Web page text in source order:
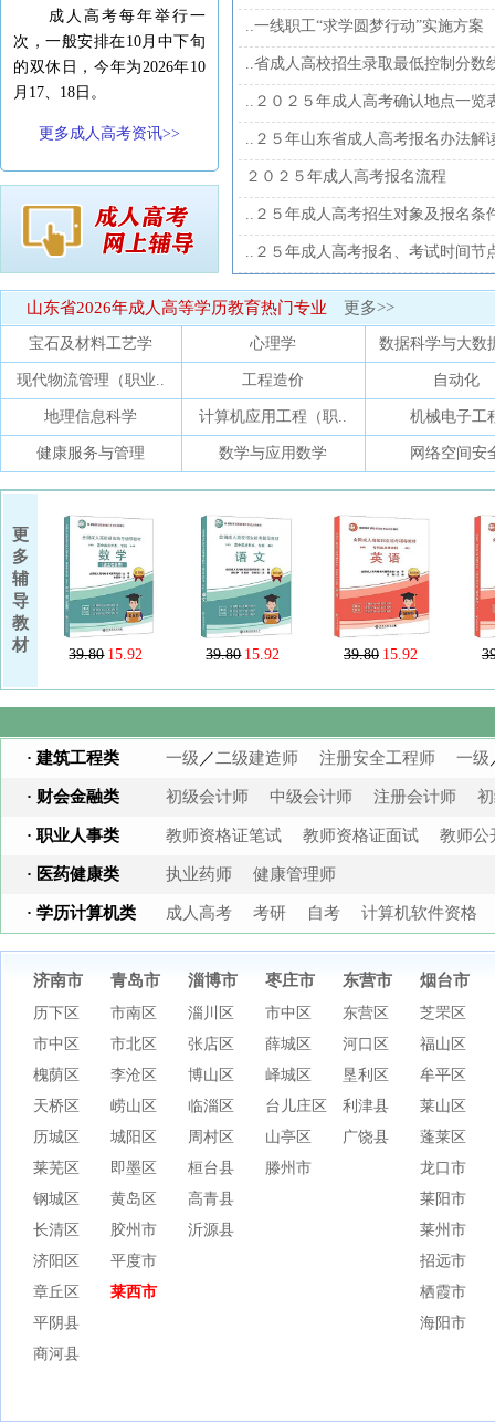
..一线职工“求学圆梦行动”实施方案
..省成人高校招生录取最低控制分数
..２０２５年成人高考确认地点一览
..２５年山东省成人高考报名办法解
２０２５年成人高考报名流程
..２５年成人高考招生对象及报名条
..２５年成人高考报名、考试时间节
成人高考每年举行一
次，一般安排在10月中下旬
的双休日，今年为2026年10
月17、18日。
更多成人高考资讯>>
山东省2026年成人高等学历教育热门专业 更多>>
宝石及材料工艺学 心理学 数据科学与大数
现代物流管理（职业.. 工程造价 自动化
地理信息科学 计算机应用工程（职.. 机械电子工
健康服务与管理 数学与应用数学 网络空间安
更
多
辅
导
教
材
39.80 15.92 39.80 15.92 39.80 15.92
· 建筑工程类 一级 ／ 二级建造师 注册安全工程师 一级
· 财会金融类 初级会计师 中级会计师 注册会计师
· 职业人事类 教师资格证笔试 教师资格证面试 教师公
· 医药健康类 执业药师 健康管理师
· 学历计算机类 成人高考 考研 自考 计算机软件资格
济南市
历下区
市中区
槐荫区
天桥区
历城区
莱芜区
钢城区
长清区
济阳区
章丘区
平阴县
商河县
青岛市
市南区
市北区
李沧区
崂山区
城阳区
即墨区
黄岛区
胶州市
平度市
莱西市
淄博市
淄川区
张店区
博山区
临淄区
周村区
桓台县
高青县
沂源县
枣庄市
市中区
薛城区
峄城区
台儿庄区
山亭区
滕州市
东营市
东营区
河口区
垦利区
利津县
广饶县
烟台市
芝罘区
福山区
牟平区
莱山区
蓬莱区
龙口市
莱阳市
莱州市
招远市
栖霞市
海阳市